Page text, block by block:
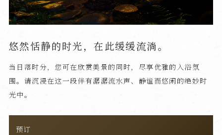
悠然恬静的时光，在此缓缓流淌。
当日落时分，您可在欣赏美景的同时，尽享优雅的入浴氛
围。请沉浸在这一段伴有潺潺流水声、静谧而悠闲的绝妙时
光中。
预订